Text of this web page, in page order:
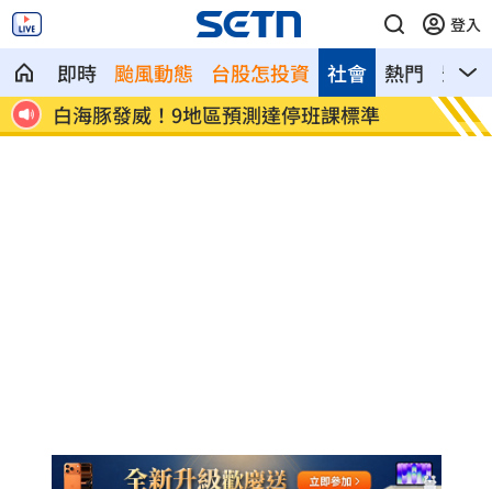
登入
即時 颱風動態 台股怎投資 熱門 影音
社會
聲
白海豚發威！9地區預測達停班課標準
白海
灣